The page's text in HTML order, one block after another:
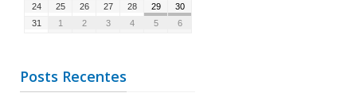
24
25 26 27 28 29
30
31
1 2 3 4 5 6
Posts Recentes